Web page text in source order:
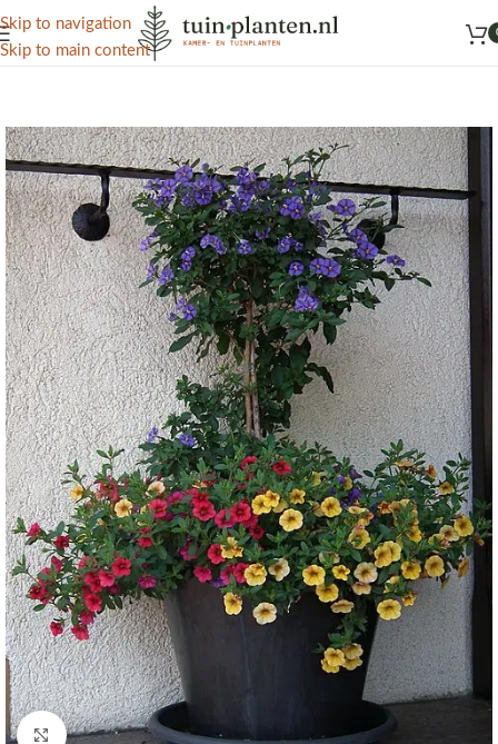
Skip to navigation
Skip to main content
Het grootste aanbod kamer- en tuinplanten
Home/ Kennisbank/Balkonplanten
Click to enlarge